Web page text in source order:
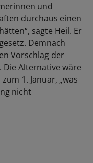
und
durchaus einen
sagte Heil. Er
Demnach
Vorschlag der
Alternative wäre
1. Januar, „was
nicht